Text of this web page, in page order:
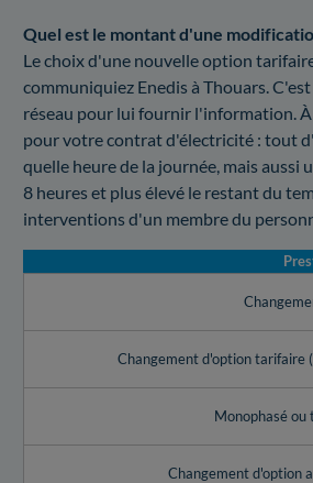
Quel est le montant d'une
Le choix d'une nouvelle option
communiquiez Enedis à Thouars.
réseau pour lui fournir l'information.
pour votre contrat d'électricité : tout
quelle heure de la journée, mais
8 heures et plus élevé le restant du
interventions d'un membre du
Changement d'option tarifaire
Monophasé ou
Changement d'option